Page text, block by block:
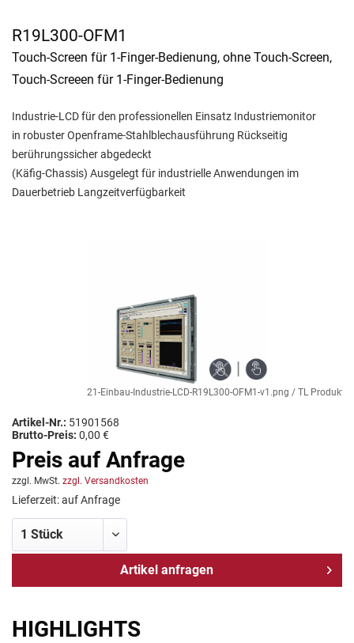
R19L300-OFM1
Touch-Screen für 1-Finger-Bedienung, ohne Touch-Screen,
Touch-Screeen für 1-Finger-Bedienung
Industrie-LCD für den professionellen Einsatz Industriemonitor
in robuster Openframe-Stahlblechausführung Rückseitig
berührungssicher abgedeckt
(Käfig-Chassis) Ausgelegt für industrielle Anwendungen im
Dauerbetrieb Langzeitverfügbarkeit
21-Einbau-Industrie-LCD-R19L300-OFM1-v1.png / TL
Artikel-Nr.: 51901568
Brutto-Preis: 0,00 €
Preis auf Anfrage
zzgl. MwSt. zzgl. Versandkosten
Lieferzeit: auf Anfrage
Artikel anfragen
HIGHLIGHTS